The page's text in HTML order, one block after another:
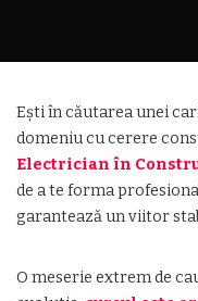
Ești în căutarea unei
domeniu cu cerere
Electrician în
de a te forma
garantează un viitor
O meserie extrem de